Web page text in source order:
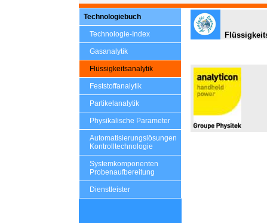
Technologiebuch
Technologie-Index
Gasanalytik
Flüssigkeitsanalytik
Feststoffanalytik
Partikelanalytik
Physikalische Parameter
Automatisierungslösungen
Kontrolltechnologie
Systemkomponenten
Probenaufbereitung
Dienstleister